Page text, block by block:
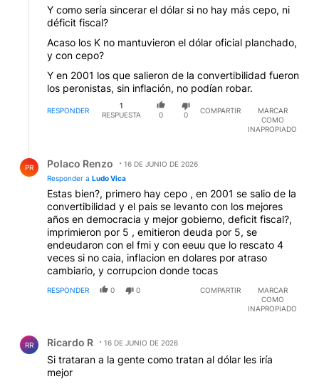
Y como sería sincerar el dólar si no hay más cepo, ni
déficit fiscal?
Acaso los K no mantuvieron el dólar oficial planchado,
y con cepo?
Y en 2001 los que salieron de la convertibilidad fueron
los peronistas, sin inflación, no podían robar.
RESPONDER
1
RESPUESTA
0 0
COMPARTIR
MARCAR
COMO
INAPROPIADO
PR Polaco Renzo
16 DE JUNIO DE 2026
Responder a Ludo Vica
Estas bien?, primero hay cepo , en 2001 se salio de la
convertibilidad y el pais se levanto con los mejores
años en democracia y mejor gobierno, deficit fiscal?,
imprimieron por 5 , emitieron deuda por 5, se
endeudaron con el fmi y con eeuu que lo rescato 4
veces si no caia, inflacion en dolares por atraso
cambiario, y corrupcion donde tocas
RESPONDER 0 0 COMPARTIR
MARCAR
COMO
INAPROPIADO
RR Ricardo R 16 DE JUNIO DE 2026
Si trataran a la gente como tratan al dólar les iría
mejor